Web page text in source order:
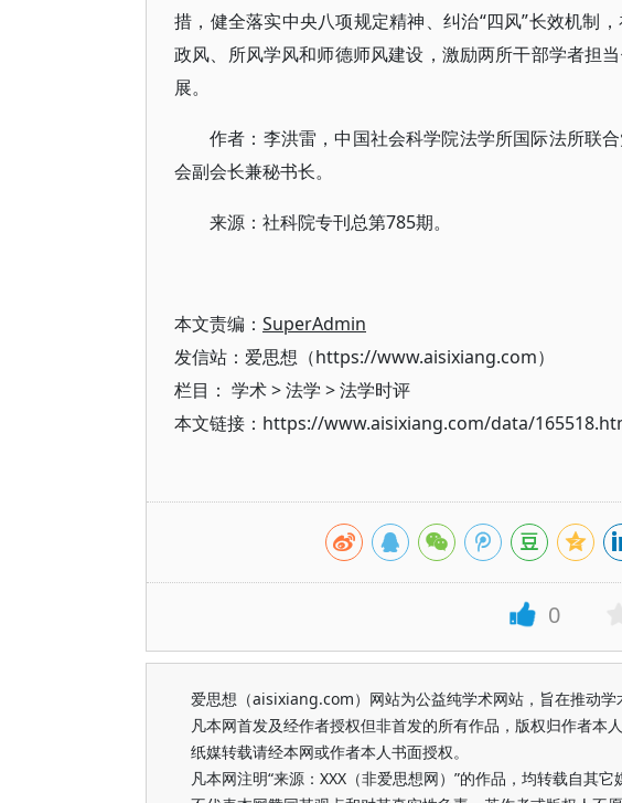
措，健全落实中央八项规定精神、纠治“四风”长效机制
政风、所风学风和师德师风建设，激励两所干部学者担
展。
作者：李洪雷，中国社会科学院法学所国际法所联
会副会长兼秘书长。
来源：社科院专刊总第785期。
本文责编： SuperAdmin
发信站：爱思想（https://www.aisixiang.com）
栏目： 学术>法学 >法学时评
本文链接：https://www.aisixiang.com/data/
0
爱思想（aisixiang.com）网站为公益纯学术网站，旨在推动学
凡本网首发及经作者授权但非首发的所有作品，版权归作者本
纸媒转载请经本网或作者本人书面授权。
凡本网注明“来源：XXX（非爱思想网）”的作品，均转载自其